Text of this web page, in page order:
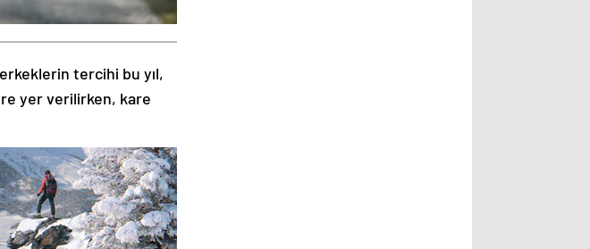
tercihi bu yıl,
yer verilirken, kare